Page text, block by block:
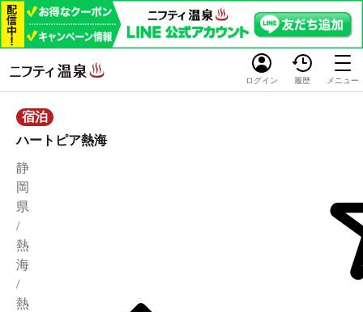
ログイン 履歴 メニュー
宿泊
ハートピア熱海
静
岡
県
/
熱
海
/
熱